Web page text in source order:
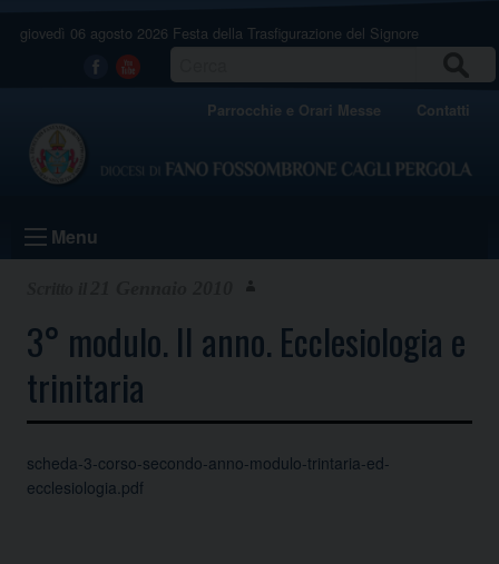
giovedì 06 agosto 2026 Festa della Trasfigurazione del Signore
Facebook
Youtube
Parrocchie e Orari Messe Contatti
Menu
3° modulo. II anno. Ecclesiologia e
trinitaria
scheda-3-corso-secondo-anno-modulo-trintaria-ed-
ecclesiologia.pdf